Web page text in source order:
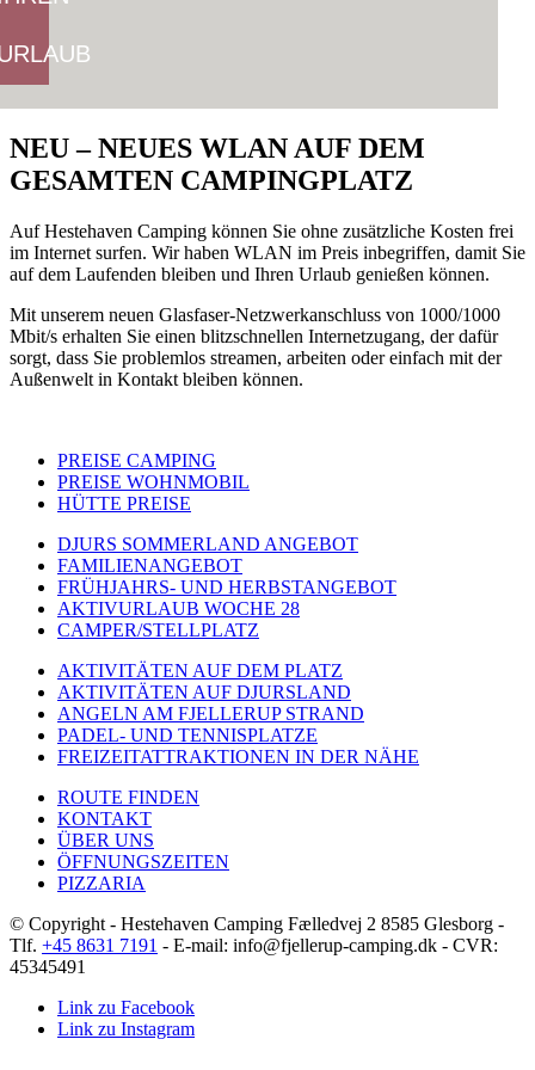
NEU – NEUES WLAN AUF DEM
GESAMTEN CAMPINGPLATZ
Auf Hestehaven Camping können Sie ohne zusätzliche Kosten frei
im Internet surfen. Wir haben WLAN im Preis inbegriffen, damit Sie
auf dem Laufenden bleiben und Ihren Urlaub genießen können.
Mit unserem neuen Glasfaser-Netzwerkanschluss von 1000/1000
Mbit/s erhalten Sie einen blitzschnellen Internetzugang, der dafür
sorgt, dass Sie problemlos streamen, arbeiten oder einfach mit der
Außenwelt in Kontakt bleiben können.
PREISE CAMPING
PREISE WOHNMOBIL
HÜTTE PREISE
DJURS SOMMERLAND ANGEBOT
FAMILIENANGEBOT
FRÜHJAHRS- UND HERBSTANGEBOT
AKTIVURLAUB WOCHE 28
CAMPER/STELLPLATZ
AKTIVITÄTEN AUF DEM PLATZ
AKTIVITÄTEN AUF DJURSLAND
ANGELN AM FJELLERUP STRAND
PADEL- UND TENNISPLATZE
FREIZEITATTRAKTIONEN IN DER NÄHE
ROUTE FINDEN
KONTAKT
ÜBER UNS
ÖFFNUNGSZEITEN
PIZZARIA
© Copyright - Hestehaven Camping Fælledvej 2 8585 Glesborg -
Tlf. +45 8631 7191 - E-mail: info@fjellerup-camping.dk - CVR:
45345491
Link zu Facebook
Link zu Instagram